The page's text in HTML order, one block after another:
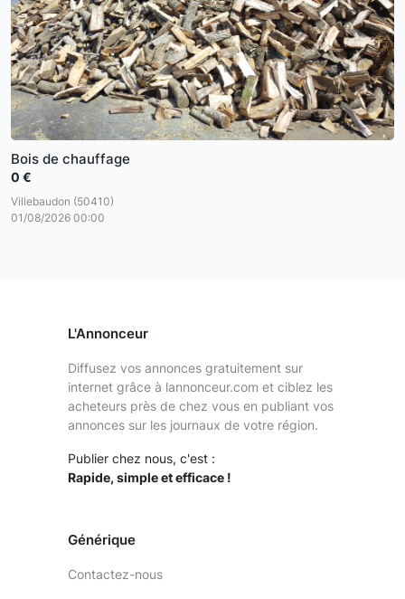
Bois de chauffage
0 €
Villebaudon (50410)
01/08/2026 00:00
L'Annonceur
Diffusez vos annonces gratuitement sur
internet grâce à lannonceur.com et ciblez les
acheteurs près de chez vous en publiant vos
annonces sur les journaux de votre région.
Publier chez nous, c'est :
Rapide, simple et efficace !
Générique
Contactez-nous